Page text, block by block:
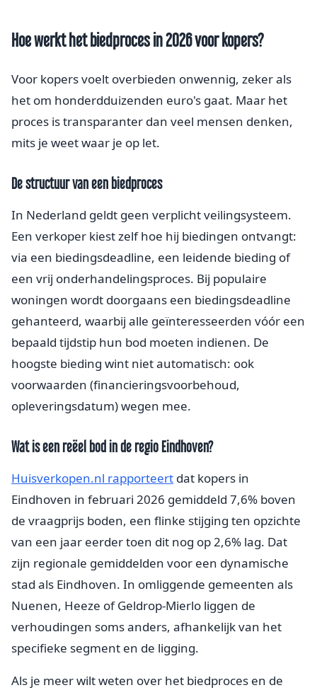
Hoe werkt het biedproces in 2026 voor kopers?
Voor kopers voelt overbieden onwennig, zeker als
het om honderdduizenden euro's gaat. Maar het
proces is transparanter dan veel mensen denken,
mits je weet waar je op let.
De structuur van een biedproces
In Nederland geldt geen verplicht veilingsysteem.
Een verkoper kiest zelf hoe hij biedingen ontvangt:
via een biedingsdeadline, een leidende bieding of
een vrij onderhandelingsproces. Bij populaire
woningen wordt doorgaans een biedingsdeadline
gehanteerd, waarbij alle geïnteresseerden vóór een
bepaald tijdstip hun bod moeten indienen. De
hoogste bieding wint niet automatisch: ook
voorwaarden (financieringsvoorbehoud,
opleveringsdatum) wegen mee.
Wat is een reëel bod in de regio Eindhoven?
Huisverkopen.nl rapporteert dat kopers in
Eindhoven in februari 2026 gemiddeld 7,6% boven
de vraagprijs boden, een flinke stijging ten opzichte
van een jaar eerder toen dit nog op 2,6% lag. Dat
zijn regionale gemiddelden voor een dynamische
stad als Eindhoven. In omliggende gemeenten als
Nuenen, Heeze of Geldrop-Mierlo liggen de
verhoudingen soms anders, afhankelijk van het
specifieke segment en de ligging.
Als je meer wilt weten over het biedproces en de